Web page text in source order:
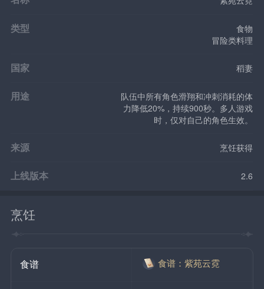
类型
食物
冒险类料理
国家 稻妻
用途
队伍中所有角色滑翔和冲刺消耗的体
力降低20%，持续900秒。多人游戏
时，仅对自己的角色生效。
来源 烹饪获得
上线版本 2.6
烹饪
食谱 食谱：紫苑云霓